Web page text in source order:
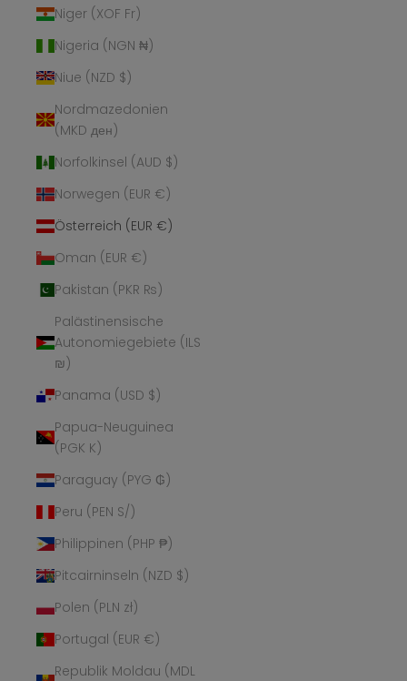
Niger (XOF Fr)
Nigeria (NGN ₦)
Niue (NZD $)
Nordmazedonien
(MKD ден)
Norfolkinsel (AUD $)
Norwegen (EUR €)
Österreich (EUR €)
Oman (EUR €)
Pakistan (PKR ₨)
Palästinensische
Autonomiegebiete (ILS
₪)
Panama (USD $)
Papua-Neuguinea
(PGK K)
Paraguay (PYG ₲)
Peru (PEN S/)
Philippinen (PHP ₱)
Pitcairninseln (NZD $)
Polen (PLN zł)
Portugal (EUR €)
Republik Moldau (MDL